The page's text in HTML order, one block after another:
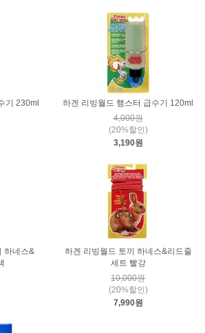
기 230ml
하겐 리빙월드 햄스터 급수기 120ml
4,000원
(20%할인)
3,190원
하네스&
하겐 리빙월드 토끼 하네스&리드줄
세트 빨강
10,000원
(20%할인)
7,990원